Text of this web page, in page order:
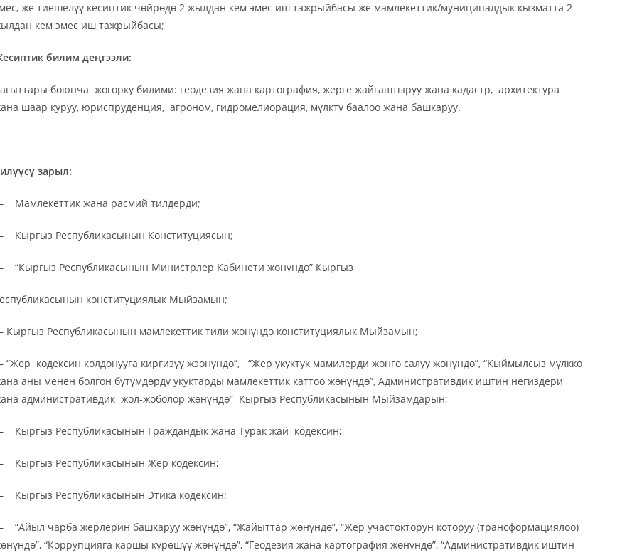
же тиешелүү кесиптик чөйрөдө 2 жылдан кем эмес иш тажрыйбасы же мамлекеттик/муниципалдык кызматта 2
кем эмес иш тажрыйбасы;
билим деңгээли:
боюнча жогорку билими: геодезия жана картография, жерге жайгаштыруу жана кадастр, архитектура
шаар куруу, юриспруденция, агроном, гидромелиорация, мүлктү баалоо жана башкаруу.
үүсү зарыл:
Мамлекеттик жана расмий тилдерди;
Кыргыз Республикасынын Конституциясын;
“Кыргыз Республикасынын Министрлер Кабинети жөнүндө” Кыргыз
конституциялык Мыйзамын;
Кыргыз Республикасынын мамлекеттик тили жөнүндө конституциялык Мыйзамын;
“Жер кодексин колдонууга киргизүү жэөнүндө”, “Жер укуктук мамилерди жөнгө салуу жөнүндө”, “Кыймылсыз мүлккө
аны менен болгон бүтүмдөрдү укуктарды мамлекеттик каттоо жөнүндө”, Административдик иштин негиздери
административдик жол-жоболор жөнүндө” Кыргыз Республикасынын Мыйзамдарын;
Кыргыз Республикасынын Граждандык жана Турак жай кодексин;
Кыргыз Республикасынын Жер кодексин;
Кыргыз Республикасынын Этика кодексин;
“Айыл чарба жерлерин башкаруу жөнүндө”, “Жайыттар жөнүндө”, “Жер участокторун которуу (трансформациялоо)
“Коррупцияга каршы күрөшүү жөнүндө”, “Геодезия жана картография жөнүндө”, “Административдик иштин